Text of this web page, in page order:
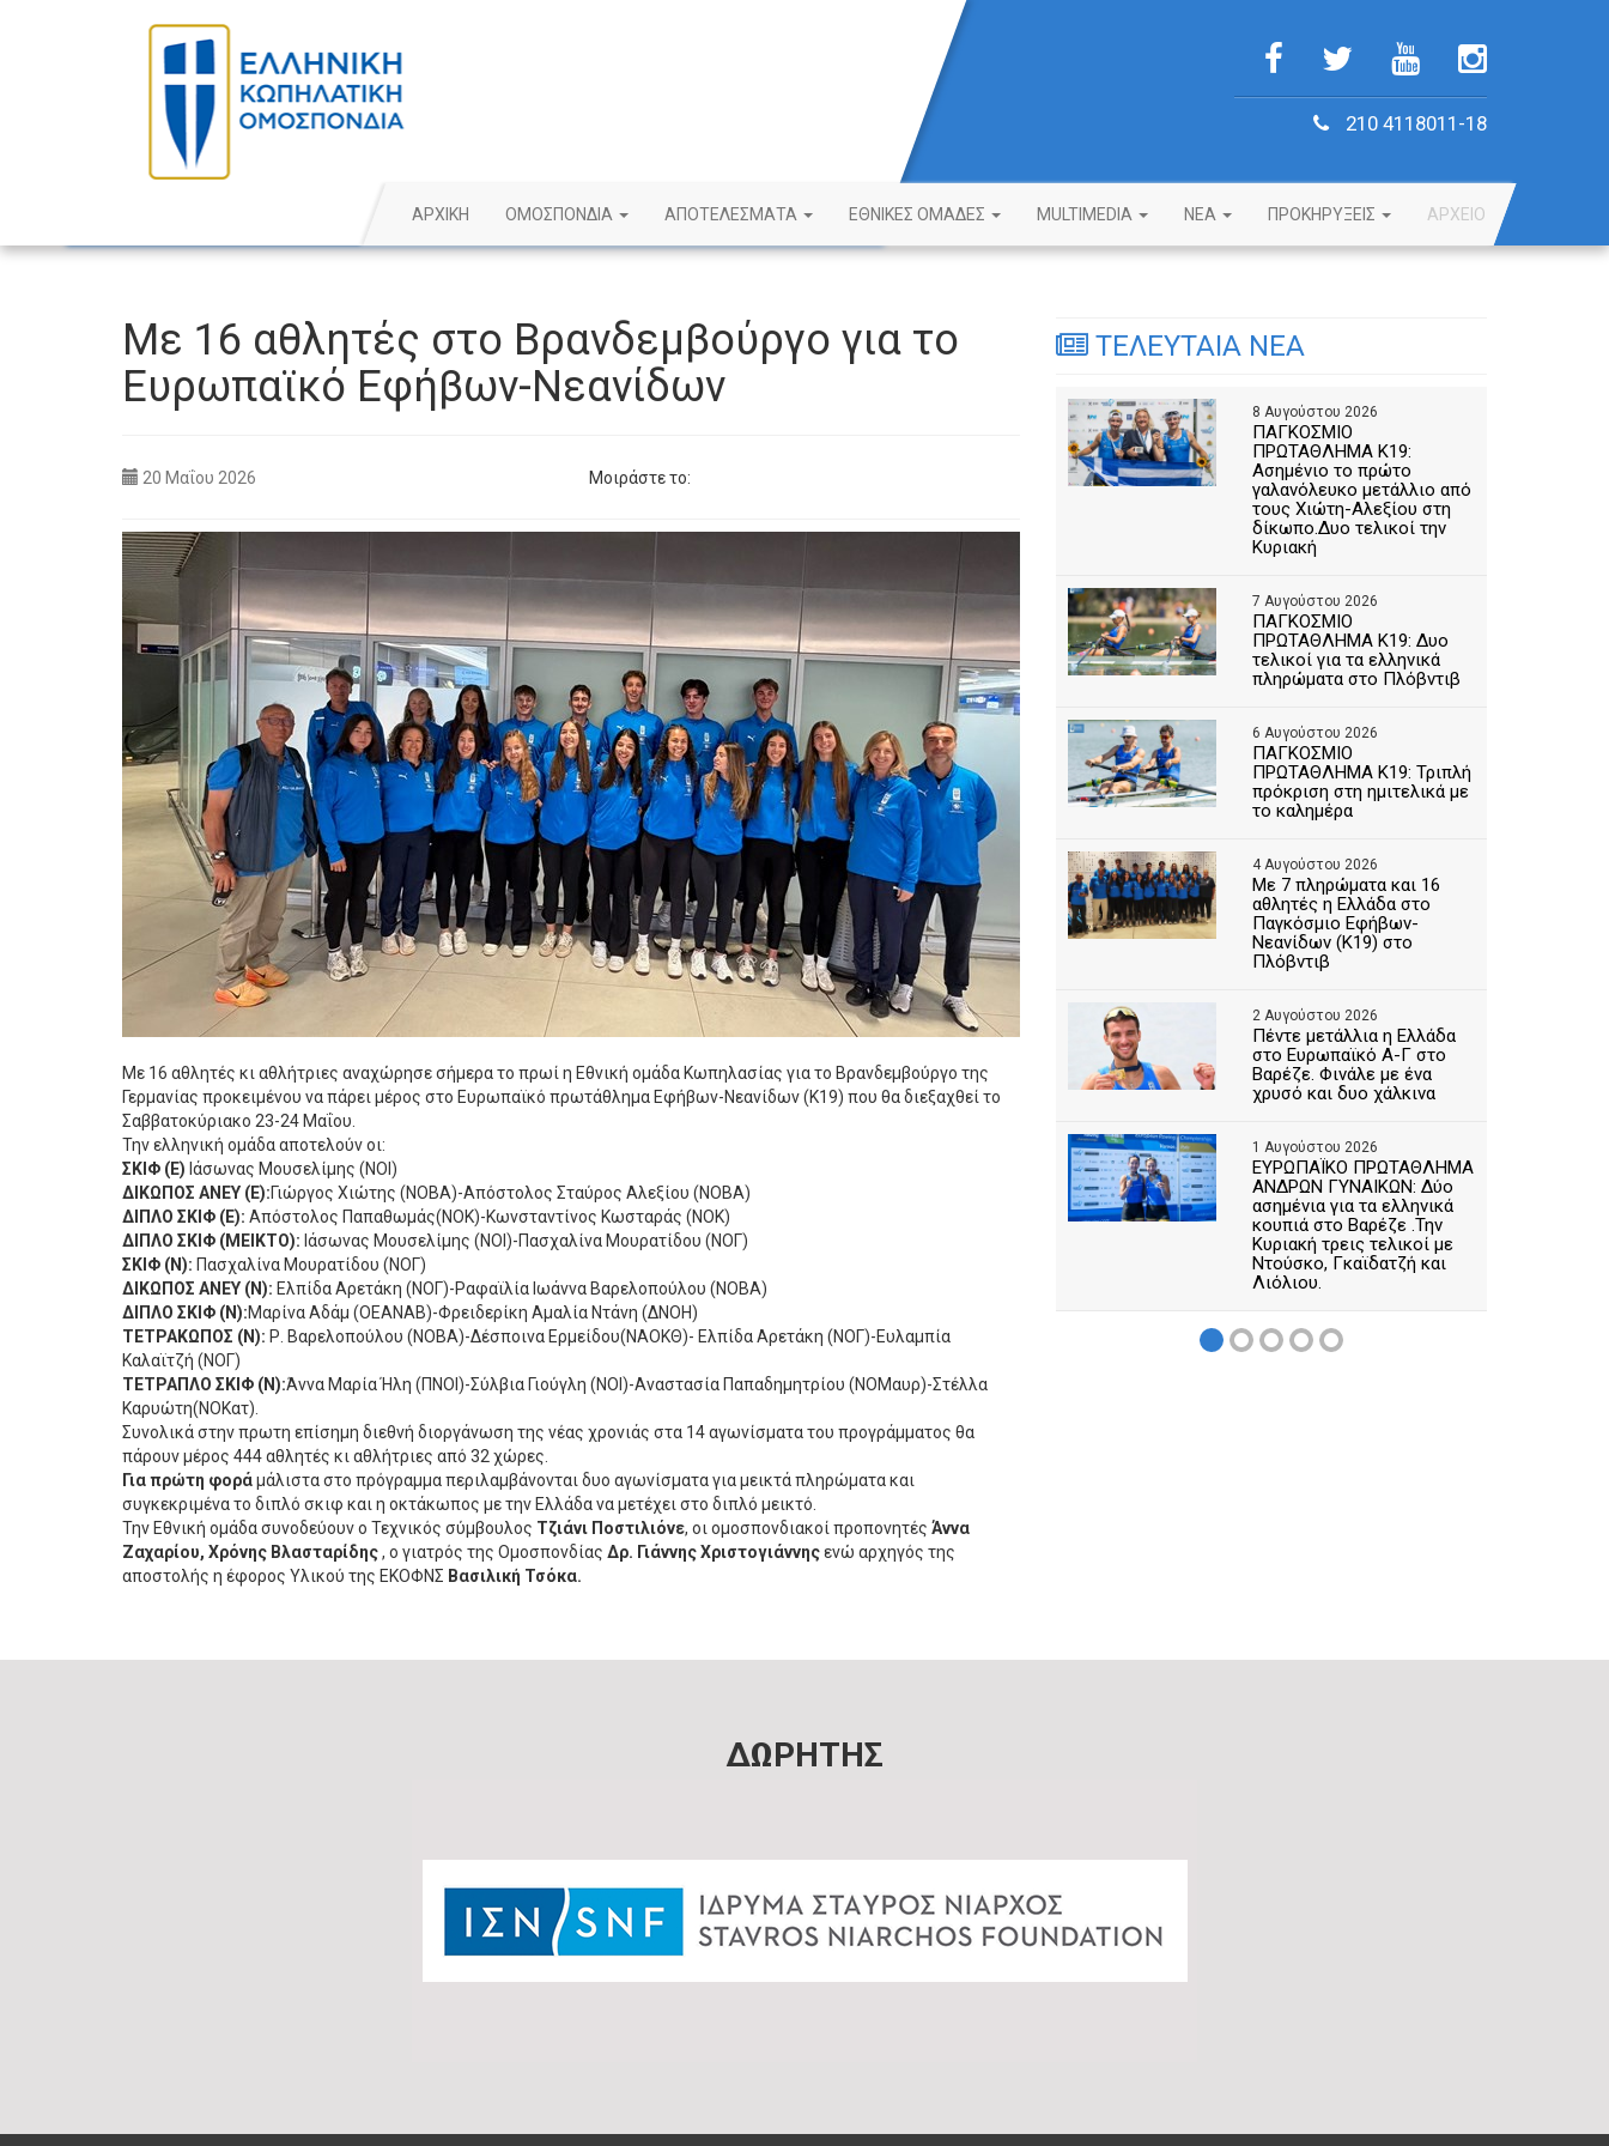
210 4118011-18
ΑΡΧΙΚΗ ΟΜΟΣΠΟΝΔΙΑ ΑΠΟΤΕΛΕΣΜΑΤΑ ΕΘΝΙΚΕΣ ΟΜΑΔΕΣ MULTIMEDIA NEA ΠΡΟΚΗΡΥΞΕΙΣ ΑΡΧΕΙΟ
Με 16 αθλητές στο Βρανδεμβούργο για το
Ευρωπαϊκό Εφήβων-Νεανίδων
20 Μαΐου 2026 Μοιράστε το:
Με 16 αθλητές κι αθλήτριες αναχώρησε σήμερα το πρωί η Εθνική ομάδα Κωπηλασίας για το Βρανδεμβούργο της
Γερμανίας προκειμένου να πάρει μέρος στο Ευρωπαϊκό πρωτάθλημα Εφήβων-Νεανίδων (K19) που θα διεξαχθεί το
Σαββατοκύριακο 23-24 Μαΐου.
Την ελληνική ομάδα αποτελούν οι:
ΣΚΙΦ (Ε) Ιάσωνας Μουσελίμης (ΝΟΙ)
ΔΙΚΩΠΟΣ ΑΝΕΥ (Ε):Γιώργος Χιώτης (ΝΟΒΑ)-Απόστολος Σταύρος Αλεξίου (ΝΟΒΑ)
ΔΙΠΛΟ ΣΚΙΦ (Ε): Απόστολος Παπαθωμάς(ΝΟΚ)-Κωνσταντίνος Κωσταράς (ΝΟΚ)
ΔΙΠΛΟ ΣΚΙΦ (ΜΕΙΚΤΟ): Ιάσωνας Μουσελίμης (ΝΟΙ)-Πασχαλίνα Μουρατίδου (ΝΟΓ)
ΣΚΙΦ (Ν): Πασχαλίνα Μουρατίδου (ΝΟΓ)
ΔΙΚΩΠΟΣ ΑΝΕΥ (Ν): Ελπίδα Αρετάκη (ΝΟΓ)-Ραφαϊλία Ιωάννα Βαρελοπούλου (ΝΟΒΑ)
ΔΙΠΛΟ ΣΚΙΦ (Ν):Μαρίνα Αδάμ (ΟΕΑΝΑΒ)-Φρειδερίκη Αμαλία Ντάνη (ΔΝΟΗ)
ΤΕΤΡΑΚΩΠΟΣ (Ν): Ρ. Βαρελοπούλου (ΝΟΒΑ)-Δέσποινα Ερμείδου(ΝΑΟΚΘ)- Ελπίδα Αρετάκη (ΝΟΓ)-Ευλαμπία
Καλαϊτζή (ΝΟΓ)
ΤΕΤΡΑΠΛΟ ΣΚΙΦ (Ν):Άννα Μαρία Ήλη (ΠΝΟΙ)-Σύλβια Γιούγλη (ΝΟΙ)-Αναστασία Παπαδημητρίου (ΝΟΜαυρ)-Στέλλα
Καρυώτη(ΝΟΚατ).
Συνολικά στην πρωτη επίσημη διεθνή διοργάνωση της νέας χρονιάς στα 14 αγωνίσματα του προγράμματος θα
πάρουν μέρος 444 αθλητές κι αθλήτριες από 32 χώρες.
Για πρώτη φοράμάλιστα στο πρόγραμμα περιλαμβάνονται δυο αγωνίσματα για μεικτά πληρώματα και
συγκεκριμένα το διπλό σκιφ και η οκτάκωπος με την Ελλάδα να μετέχει στο διπλό μεικτό.
Την Εθνική ομάδα συνοδεύουν ο Τεχνικός σύμβουλος Τζιάνι Ποστιλιόνε, οι ομοσπονδιακοί προπονητές Άννα
Ζαχαρίου, Χρόνης Βλασταρίδης, ο γιατρός της Ομοσπονδίας Δρ. Γιάννης Χριστογιάννηςενώ αρχηγός της
αποστολής η έφορος Υλικού της ΕΚΟΦΝΣ Βασιλική Τσόκα.
ΤΕΛΕΥΤΑΙΑ ΝΕΑ
8 Αυγούστου 2026
ΠΑΓΚΟΣΜΙΟ
ΠΡΩΤΑΘΛΗΜΑ Κ19:
Ασημένιο το πρώτο
γαλανόλευκο μετάλλιο από
τους Χιώτη-Αλεξίου στη
δίκωπο.Δυο τελικοί την
Κυριακή
7 Αυγούστου 2026
ΠΑΓΚΟΣΜΙΟ
ΠΡΩΤΑΘΛΗΜΑ Κ19: Δυο
τελικοί για τα ελληνικά
πληρώματα στο Πλόβντιβ
6 Αυγούστου 2026
ΠΑΓΚΟΣΜΙΟ
ΠΡΩΤΑΘΛΗΜΑ Κ19: Τριπλή
πρόκριση στη ημιτελικά με
το καλημέρα
4 Αυγούστου 2026
Με 7 πληρώματα και 16
αθλητές η Ελλάδα στο
Παγκόσμιο Εφήβων-
Νεανίδων (Κ19) στο
Πλόβντιβ
2 Αυγούστου 2026
Πέντε μετάλλια η Ελλάδα
στο Ευρωπαϊκό Α-Γ στο
Βαρέζε. Φινάλε με ένα
χρυσό και δυο χάλκινα
1 Αυγούστου 2026
ΕΥΡΩΠΑΪΚΟ ΠΡΩΤΑΘΛΗΜΑ
ΑΝΔΡΩΝ ΓΥΝΑΙΚΩΝ: Δύο
ασημένια για τα ελληνικά
κουπιά στο Βαρέζε .Την
Κυριακή τρεις τελικοί με
Ντούσκο, Γκαϊδατζή και
Λιόλιου.
ΔΩΡΗΤΗΣ